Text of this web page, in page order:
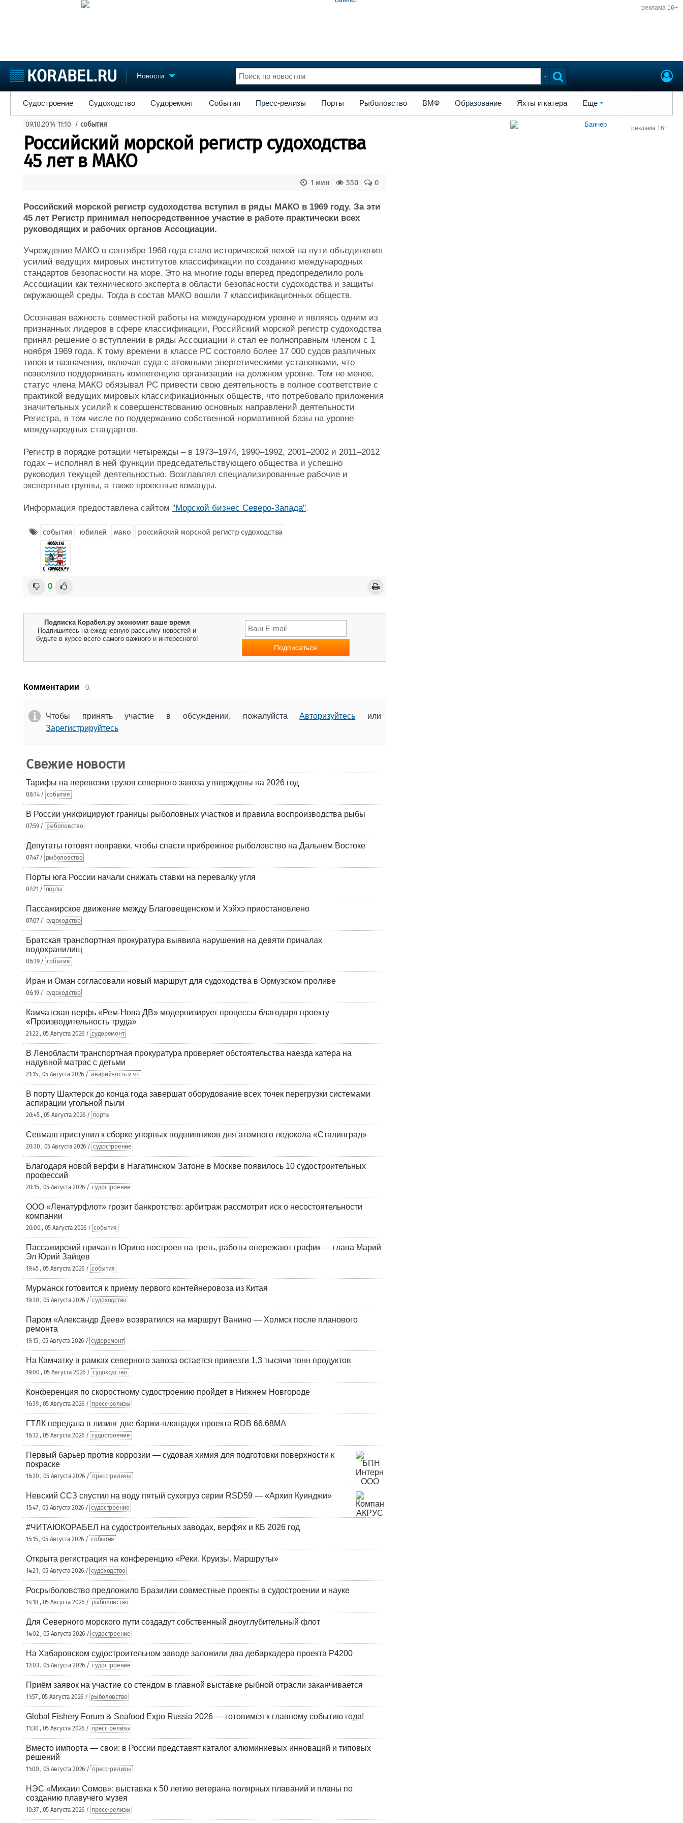
реклама 16+
Новости
Судостроение
Пульс
Новости
Компании
Репутация
Журнал
Реклама
Торговая площадка
Доска объявлений
Продажа флота
Оборудование
Изделия
Конференции
Личности
Словарь
Флот
Форум
Отзывы
Судостроение Судоходство Судоремонт События Пресс-релизы Порты Рыболовство ВМФ Образование Яхты и катера Еще
09.10.2014 11:10 / события
Российский морской регистр судоходства
45 лет в МАКО
0
550
1 мин
Российский морской регистр судоходства вступил в ряды МАКО в 1969 году. За эти
45 лет Регистр принимал непосредственное участие в работе практически всех
руководящих и рабочих органов Ассоциации.
Учреждение МАКО в сентябре 1968 года стало исторической вехой на пути объединения
усилий ведущих мировых институтов классификации по созданию международных
стандартов безопасности на море. Это на многие годы вперед предопределило роль
Ассоциации как технического эксперта в области безопасности судоходства и защиты
окружающей среды. Тогда в состав МАКО вошли 7 классификационных обществ.
Осознавая важность совместной работы на международном уровне и являясь одним из
признанных лидеров в сфере классификации, Российский морской регистр судоходства
принял решение о вступлении в ряды Ассоциации и стал ее полноправным членом с 1
ноября 1969 года. К тому времени в классе РС состояло более 17 000 судов различных
типов и назначения, включая суда с атомными энергетическими установками, что
позволяло поддерживать компетенцию организации на должном уровне. Тем не менее,
статус члена МАКО обязывал РС привести свою деятельность в полное соответствие с
практикой ведущих мировых классификационных обществ, что потребовало приложения
значительных усилий к совершенствованию основных направлений деятельности
Регистра, в том числе по поддержанию собственной нормативной базы на уровне
международных стандартов.
Регистр в порядке ротации четырежды – в 1973–1974, 1990–1992, 2001–2002 и 2011–2012
годах – исполнял в ней функции председательствующего общества и успешно
руководил текущей деятельностью. Возглавлял специализированные рабочие и
экспертные группы, а также проектные команды.
Информация предоставлена сайтом "Морской бизнес Северо-Запада".
события юбилей мако российский морской регистр судоходства
0
Подписка Корабел.ру экономит ваше время
Подпишитесь на ежедневную рассылку новостей и
будьте в курсе всего самого важного и интересного!
Комментарии 0.
Чтобы принять участие в обсуждении, пожалуйстаАвторизуйтесь или
Зарегистрируйтесь
Свежие новости
Тарифы на перевозки грузов северного завоза утверждены на 2026 год
08:14 / события
В России унифицируют границы рыболовных участков и правила воспроизводства рыбы
07:59 / рыболовство
Депутаты готовят поправки, чтобы спасти прибрежное рыболовство на Дальнем Востоке
07:47 / рыболовство
Порты юга России начали снижать ставки на перевалку угля
07:21 / порты
Пассажирское движение между Благовещенском и Хэйхэ приостановлено
07:07 / судоходство
Братская транспортная прокуратура выявила нарушения на девяти причалах
водохранилищ
06:39 / события
Иран и Оман согласовали новый маршрут для судоходства в Ормузском проливе
06:19 / судоходство
Камчатская верфь «Рем-Нова ДВ» модернизирует процессы благодаря проекту
«Производительность труда»
21:22 , 05 Августа 2026 / судоремонт
В Ленобласти транспортная прокуратура проверяет обстоятельства наезда катера на
надувной матрас с детьми
21:15 , 05 Августа 2026 / аварийность и чп
В порту Шахтерск до конца года завершат оборудование всех точек перегрузки системами
аспирации угольной пыли
20:45 , 05 Августа 2026 / порты
Севмаш приступил к сборке упорных подшипников для атомного ледокола «Сталинград»
20:30 , 05 Августа 2026 / судостроение
Благодаря новой верфи в Нагатинском Затоне в Москве появилось 10 судостроительных
профессий
20:15 , 05 Августа 2026 / судостроение
ООО «Ленатурфлот» грозит банкротство: арбитраж рассмотрит иск о несостоятельности
компании
20:00 , 05 Августа 2026 / события
Пассажирский причал в Юрино построен на треть, работы опережают график — глава Марий
Эл Юрий Зайцев
19:45 , 05 Августа 2026 / события
Мурманск готовится к приему первого контейнеровоза из Китая
19:30 , 05 Августа 2026 / судоходство
Паром «Александр Деев» возвратился на маршрут Ванино — Холмск после планового
ремонта
19:15 , 05 Августа 2026 / судоремонт
На Камчатку в рамках северного завоза остается привезти 1,3 тысячи тонн продуктов
19:00 , 05 Августа 2026 / судоходство
Конференция по скоростному судостроению пройдет в Нижнем Новгороде
16:39 , 05 Августа 2026 / пресс-релизы
ГТЛК передала в лизинг две баржи-площадки проекта RDB 66.68МА
16:32 , 05 Августа 2026 / судостроение
Первый барьер против коррозии — судовая химия для подготовки поверхности к
покраске
16:20 , 05 Августа 2026 / пресс-релизы
Невский ССЗ спустил на воду пятый сухогруз серии RSD59 — «Архип Куинджи»
15:47 , 05 Августа 2026 / судостроение
#ЧИТАЮКОРАБЕЛ на судостроительных заводах, верфях и КБ 2026 год
15:15 , 05 Августа 2026 / события
Открыта регистрация на конференцию «Реки. Круизы. Маршруты»
14:21 , 05 Августа 2026 / судоходство
Росрыболовство предложило Бразилии совместные проекты в судостроении и науке
14:18 , 05 Августа 2026 / рыболовство
Для Северного морского пути создадут собственный дноуглубительный флот
14:02 , 05 Августа 2026 / судостроение
На Хабаровском судостроительном заводе заложили два дебаркадера проекта Р4200
12:03 , 05 Августа 2026 / судостроение
Приём заявок на участие со стендом в главной выставке рыбной отрасли заканчивается
11:57 , 05 Августа 2026 / рыболовство
Global Fishery Forum & Seafood Expo Russia 2026 — готовимся к главному событию года!
11:30 , 05 Августа 2026 / пресс-релизы
Вместо импорта — свои: в России представят каталог алюминиевых инноваций и типовых
решений
11:00 , 05 Августа 2026 / пресс-релизы
НЭС «Михаил Сомов»: выставка к 50 летию ветерана полярных плаваний и планы по
созданию плавучего музея
10:37 , 05 Августа 2026 / пресс-релизы
реклама 16+